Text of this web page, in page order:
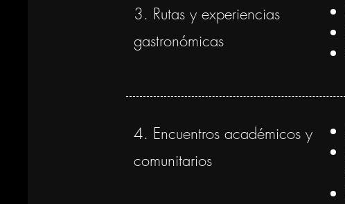
3. Rutas y experiencias
gastronómicas
4. Encuentros académicos y
comunitarios